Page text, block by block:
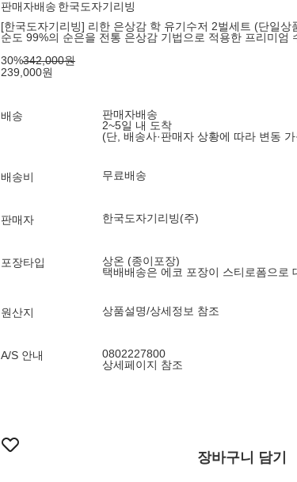
판매자배송 한국도자기리빙
[한국도자기리빙] 리한 은상감 학 유기수저 2벌세트 (단일상
순도 99%의 순은을 전통 은상감 기법으로 적용한 프리미엄
30%342,000원
239,000원
배송
판매자배송
2~5일 내 도착
(단, 배송사·판매자 상황에 따라 변동
배송비 무료배송
판매자 한국도자기리빙(주)
포장타입
상온 (종이포장)
택배배송은 에코 포장이 스티로폼으로
원산지 상품설명/상세정보 참조
A/S 안내
0802227800
상세페이지 참조
장바구니 담기